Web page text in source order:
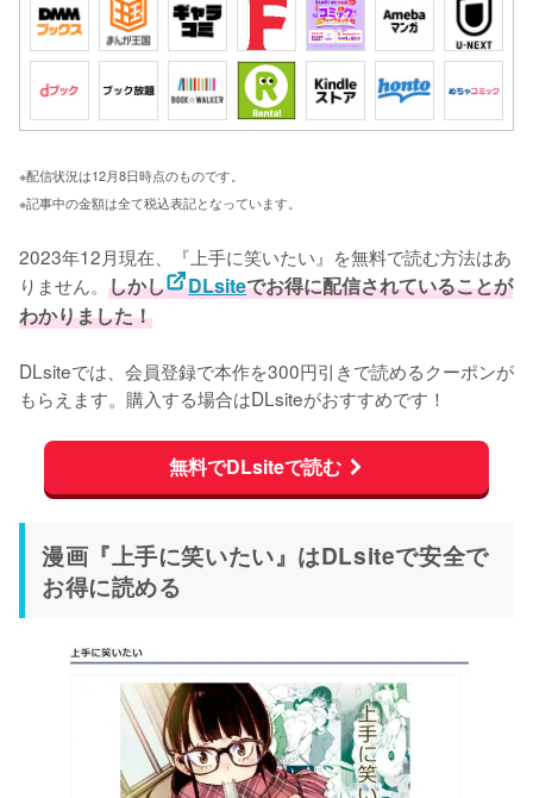
※配信状況は12月8日時点のものです。
※記事中の金額は全て税込表記となっています。
2023年12月現在、『上手に笑いたい』を無料で読む方法はあ
りません。 しかし DLsiteでお得に配信されていることが
わかりました！
DLsiteでは、会員登録で本作を300円引きで読めるクーポンが
もらえます。購入する場合はDLsiteがおすすめです！
無料でDLsiteで読む
漫画『上手に笑いたい』はDLsiteで安全で
お得に読める